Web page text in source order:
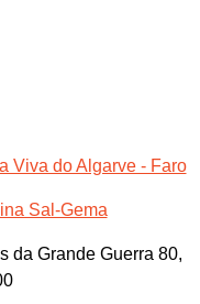
Viva do Algarve - Faro
Sal-Gema
da Grande Guerra 80,